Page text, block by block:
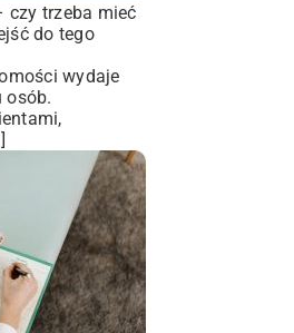
czy trzeba mieć
do tego
wydaje
osób.